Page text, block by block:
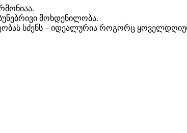
მოხდენილობა.
სძენს – იდეალურია როგორც